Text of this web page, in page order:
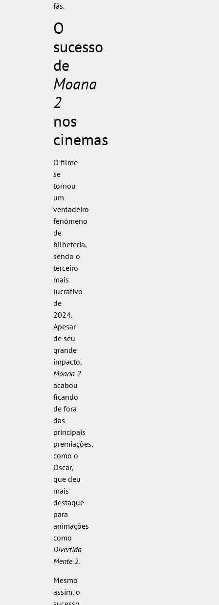
fãs.
O
sucesso
de
Moana
2
nos
cinemas
O filme
se
tornou
um
verdadeiro
fenômeno
de
bilheteria,
sendo o
terceiro
mais
lucrativo
de
2024.
Apesar
de seu
grande
impacto,
Moana 2
acabou
ficando
de fora
das
principais
premiações,
como o
Oscar,
que deu
mais
destaque
para
animações
como
Divertida
Mente 2.
Mesmo
assim, o